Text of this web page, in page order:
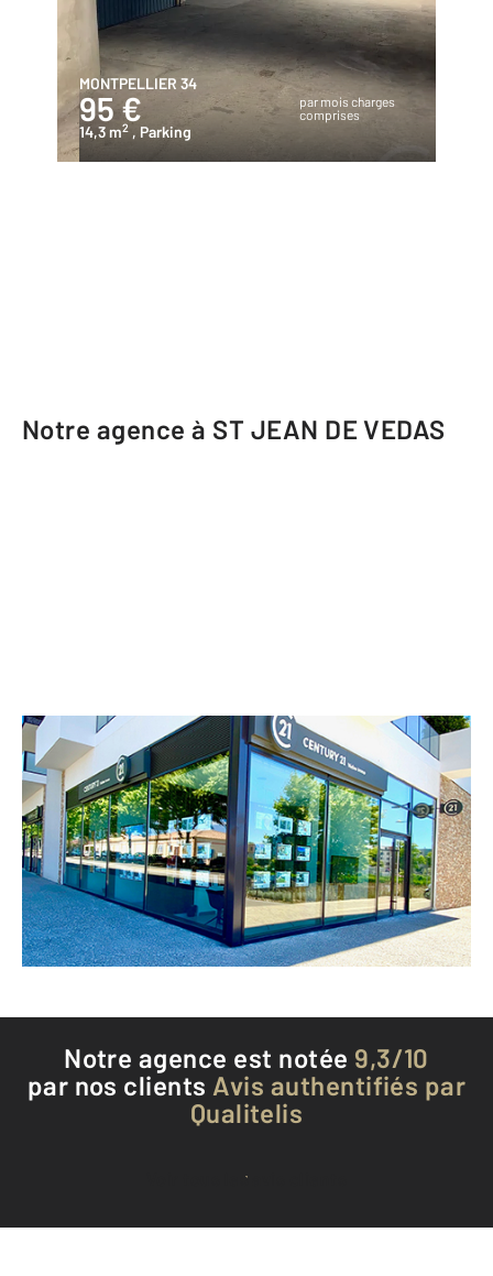
MONTPELLIER 34
95 €
par mois charges
comprises
14,3 m2 , Parking
Notre agence à ST JEAN DE VEDAS
CENTURY 21 Védas Immo
14 Route de Montpellier
ST JEAN DE VEDAS - 34430
Envoyer un message
Téléphoner à l'agence
Notre agence est notée 9,3/10
par nos clients Avis authentifiés par
Qualitelis
Voir tous les avis clients